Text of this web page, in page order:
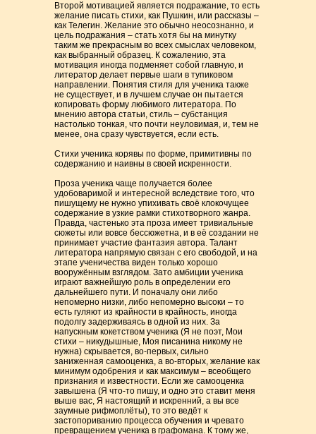
Второй мотивацией является подражание, то есть
желание писать стихи, как Пушкин, или рассказы –
как Телегин. Желание это обычно неосознанно, и
цель подражания – стать хотя бы на минутку
таким же прекрасным во всех смыслах человеком,
как выбранный образец. К сожалению, эта
мотивация иногда подменяет собой главную, и
литератор делает первые шаги в тупиковом
направлении. Понятия стиля для ученика также
не существует, и в лучшем случае он пытается
копировать форму любимого литератора. По
мнению автора статьи, стиль – субстанция
настолько тонкая, что почти неуловимая, и, тем не
менее, она сразу чувствуется, если есть.
Стихи ученика корявы по форме, примитивны по
содержанию и наивны в своей искренности.
Проза ученика чаще получается более
удобоваримой и интересной вследствие того, что
пишущему не нужно упихивать своё клокочущее
содержание в узкие рамки стихотворного жанра.
Правда, частенько эта проза имеет тривиальные
сюжеты или вовсе бессюжетна, и в её создании не
принимает участие фантазия автора. Талант
литератора напрямую связан с его свободой, и на
этапе ученичества виден только хорошо
вооружённым взглядом. Зато амбиции ученика
играют важнейшую роль в определении его
дальнейшего пути. И поначалу они либо
непомерно низки, либо непомерно высоки – то
есть гуляют из крайности в крайность, иногда
подолгу задерживаясь в одной из них. За
напускным кокетством ученика (Я не поэт, Мои
стихи – никудышные, Моя писанина никому не
нужна) скрывается, во-первых, сильно
заниженная самооценка, а во-вторых, желание как
минимум одобрения и как максимум – всеобщего
признания и известности. Если же самооценка
завышена (Я что-то пишу, и одно это ставит меня
выше вас, Я настоящий и искренний, а вы все
заумные рифмоплёты), то это ведёт к
застопориванию процесса обучения и чревато
превращением ученика в графомана. К тому же,